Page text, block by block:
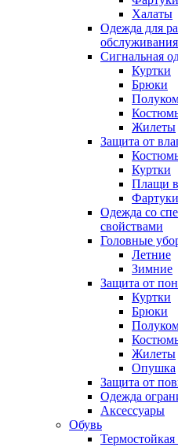
Халаты
Одежда для
обслуживания
Сигнальная
Куртки
Брюки
Жилеты
Защита от
Куртки
Плащи
Фартуки
Одежда со
свойствами
Головные
Летние
Зимние
Защита от
Куртки
Брюки
Жилеты
Опушка
Защита от
Одежда
Аксессуары
Обувь
Термостойкая